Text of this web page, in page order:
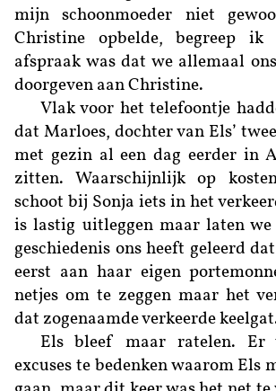
mijn schoonmoeder niet
Christine opbelde, begreep
afspraak was dat we allemaal
doorgeven aan Christine.
Vlak voor het telefoontje
dat Marloes, dochter van Els’
met gezin al een dag eerder in
zitten. Waarschijnlijk op
schoot bij Sonja iets in het
is lastig uitleggen maar laten we
geschiedenis ons heeft geleerd
eerst aan haar eigen
netjes om te zeggen maar het
dat zogenaamde verkeerde
Els bleef maar ratelen. Er
excuses te bedenken waarom Els